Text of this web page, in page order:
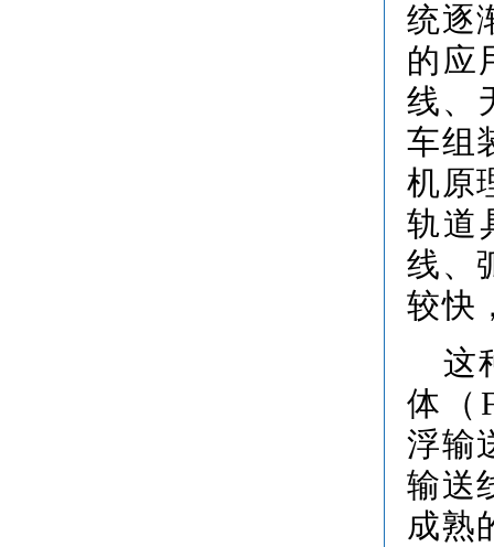
统逐
的应
线、
车组
机原
轨道
线、
较快
这
体（
浮输
输送
成熟